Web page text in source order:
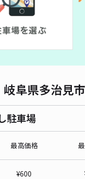
岐阜県多治見
駐車場
最高価格
¥600